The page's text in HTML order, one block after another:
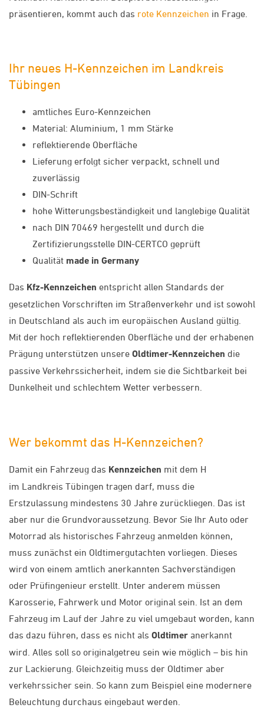
präsentieren, kommt auch das rote Kennzeichen in Frage.
Ihr neues H-Kennzeichen im Landkreis
Tübingen
amtliches Euro-Kennzeichen
Material: Aluminium, 1 mm Stärke
reflektierende Oberfläche
Lieferung erfolgt sicher verpackt, schnell und
zuverlässig
DIN-Schrift
hohe Witterungsbeständigkeit und langlebige Qualität
nach DIN 70469 hergestellt und durch die
Zertifizierungsstelle DIN-CERTCO geprüft
Qualität made in Germany
Das Kfz-Kennzeichen entspricht allen Standards der
gesetzlichen Vorschriften im Straßenverkehr und ist sowohl
in Deutschland als auch im europäischen Ausland gültig.
Mit der hoch reflektierenden Oberfläche und der erhabenen
Prägung unterstützen unsere Oldtimer-Kennzeichen die
passive Verkehrssicherheit, indem sie die Sichtbarkeit bei
Dunkelheit und schlechtem Wetter verbessern.
Wer bekommt das H-Kennzeichen?
Damit ein Fahrzeug das Kennzeichen mit dem H
im Landkreis Tübingen tragen darf, muss die
Erstzulassung mindestens 30 Jahre zurückliegen. Das ist
aber nur die Grundvoraussetzung. Bevor Sie Ihr Auto oder
Motorrad als historisches Fahrzeug anmelden können,
muss zunächst ein Oldtimergutachten vorliegen. Dieses
wird von einem amtlich anerkannten Sachverständigen
oder Prüfingenieur erstellt. Unter anderem müssen
Karosserie, Fahrwerk und Motor original sein. Ist an dem
Fahrzeug im Lauf der Jahre zu viel umgebaut worden, kann
das dazu führen, dass es nicht als Oldtimer anerkannt
wird. Alles soll so originalgetreu sein wie möglich – bis hin
zur Lackierung. Gleichzeitig muss der Oldtimer aber
verkehrssicher sein. So kann zum Beispiel eine modernere
Beleuchtung durchaus eingebaut werden.